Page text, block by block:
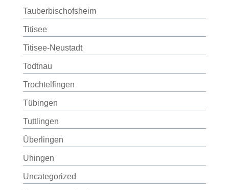
Tauberbischofsheim
Titisee
Titisee-Neustadt
Todtnau
Trochtelfingen
Tübingen
Tuttlingen
Überlingen
Uhingen
Uncategorized